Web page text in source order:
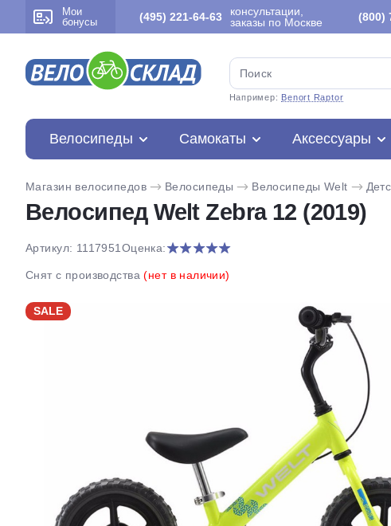
Мои
бонусы
(495) 221-64-63
консультации,
заказы по Москве
(800)
Например: Benort Raptor
Велосипеды Самокаты Аксессуары
Магазин велосипедов Велосипеды Велосипеды Welt
Велосипед Welt Zebra 12 (2019)
Артикул: 1117951 Оценка:
Снят с производства(нет в наличии)
SALE
на
25